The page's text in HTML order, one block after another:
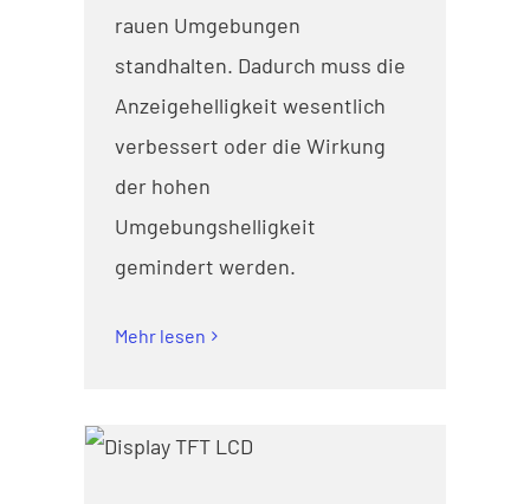
rauen Umgebungen
standhalten. Dadurch muss die
Anzeigehelligkeit wesentlich
verbessert oder die Wirkung
der hohen
Umgebungshelligkeit
gemindert werden.
Mehr lesen
LOW-POWER DISPLAY-